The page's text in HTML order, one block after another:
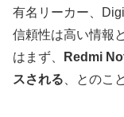
有名リーカー、
信頼性は高い情報
はまず、
Redmi
スされる 、とのこ